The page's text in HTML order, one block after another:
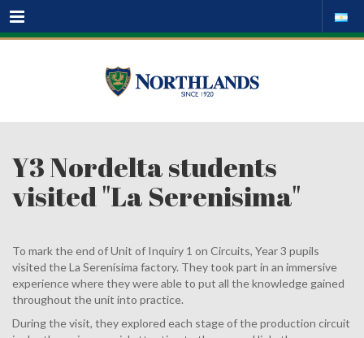
Menu
Y3 Nordelta students
visited "La Serenisima"
To mark the end of Unit of Inquiry 1 on Circuits, Year 3 pupils
visited the La Serenísima factory. They took part in an immersive
experience where they were able to put all the knowledge gained
throughout the unit into practice.
During the visit, they explored each stage of the production circuit